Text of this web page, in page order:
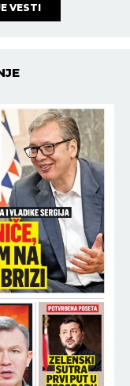
VESTI